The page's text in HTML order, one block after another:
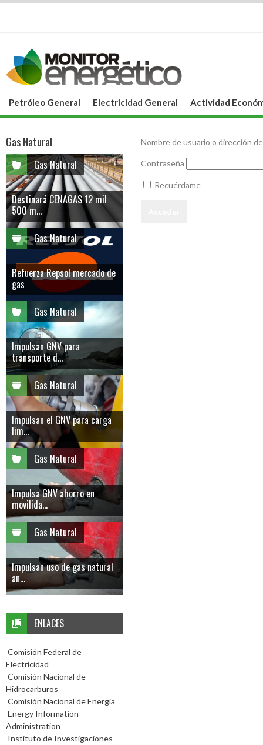
Petróleo General Electricidad General Actividad
Nombre de usuario o dirección
Contraseña
Recuérdame
Gas Natural
Gas Natural
Destinará CENAGAS 12 mil
500 m...
Gas Natural
Refuerza Repsol mercado de
gas
Gas Natural
Impulsan GNV para
transporte d...
Gas Natural
Impulsan el GNV para carga
lim...
Gas Natural
Impulsa GNV ahorro en
movilida...
Gas Natural
Impulsan uso de gas natural
an...
ENLACES
Comisión Federal de
Electricidad
Comisión Nacional de
Hidrocarburos
Comisión Nacional de Energía
Energy Information
Administration
Instituto de Investigaciones